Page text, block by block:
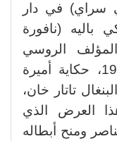
سراي) في دار
باليه (نافورة
الروسي
(بوريس أسافييف) في عام 1934، حكاية أميرة
تاتار خان،
العرض الذي
ومنح أبطاله